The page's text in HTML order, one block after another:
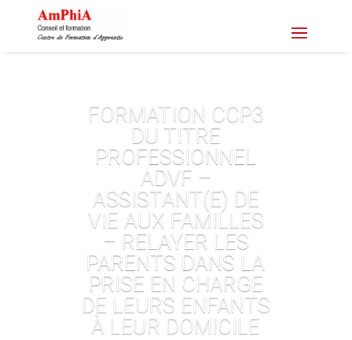
FORMATION CCP3
DU TITRE
PROFESSIONNEL
ADVF –
ASSISTANT(E) DE
VIE AUX FAMILLES
– RELAYER LES
PARENTS DANS LA
PRISE EN CHARGE
DE LEURS ENFANTS
À LEUR DOMICILE